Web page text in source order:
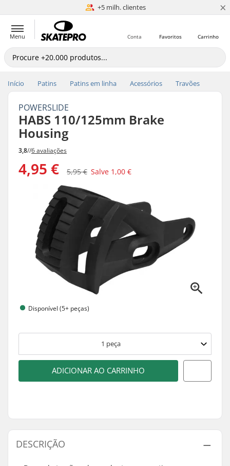
Igualar o Preço
+5 milh. clientes ×
Menu Carrinho
Favoritos
Conta
Início Patins Patins em linha Acessórios Travões
POWERSLIDE
HABS 110/125mm Brake
Housing
3,8//6 avaliações
4,95 € 5,95 € Salve 1,00 €
Disponível (5+ peças)
1 peça
ADICIONAR AO CARRINHO
DESCRIÇÃO